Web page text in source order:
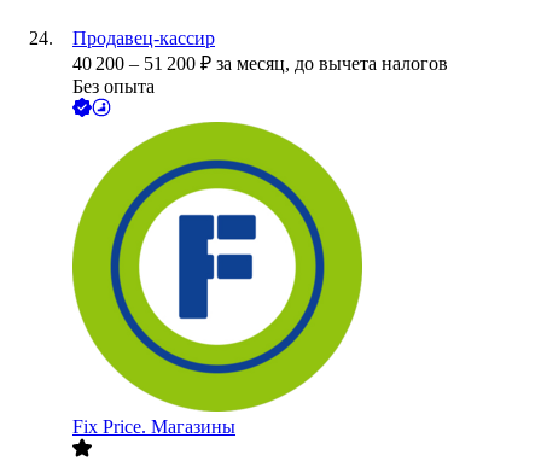
Продавец-кассир
40 200 – 51 200 ₽ за месяц, до вычета налогов
Без опыта
Fix Price. Магазины